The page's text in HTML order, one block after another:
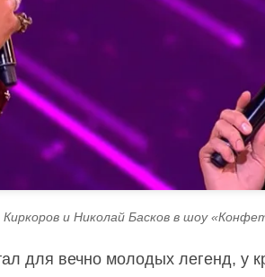
и Николай Басков в шоу
для вечно молодых легенд, у